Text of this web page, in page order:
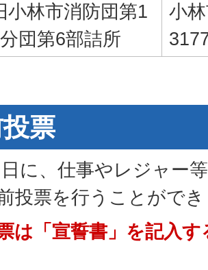
小林市消防団第1
団第6部詰所
小
票
に、仕事やレジャー
投票を行うことがで
は「宣誓書」を記入